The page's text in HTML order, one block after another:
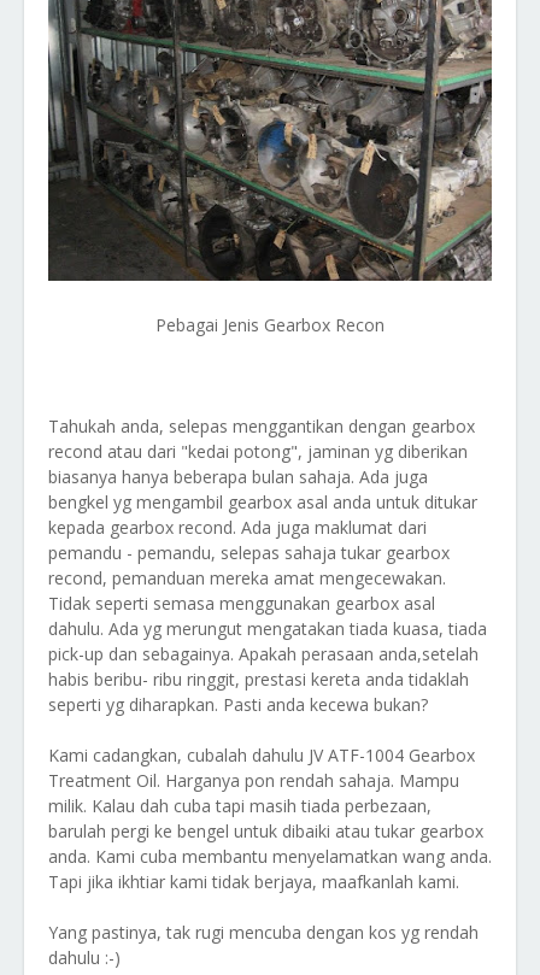
Pebagai Jenis Gearbox Recon
Tahukah anda, selepas menggantikan dengan gearbox
recond atau dari "kedai potong", jaminan yg diberikan
biasanya hanya beberapa bulan sahaja. Ada juga
bengkel yg mengambil gearbox asal anda untuk ditukar
kepada gearbox recond. Ada juga maklumat dari
pemandu - pemandu, selepas sahaja tukar gearbox
recond, pemanduan mereka amat mengecewakan.
Tidak seperti semasa menggunakan gearbox asal
dahulu. Ada yg merungut mengatakan tiada kuasa, tiada
pick-up dan sebagainya. Apakah perasaan anda,setelah
habis beribu- ribu ringgit, prestasi kereta anda tidaklah
seperti yg diharapkan. Pasti anda kecewa bukan?
Kami cadangkan, cubalah dahulu JV ATF-1004 Gearbox
Treatment Oil. Harganya pon rendah sahaja. Mampu
milik. Kalau dah cuba tapi masih tiada perbezaan,
barulah pergi ke bengel untuk dibaiki atau tukar gearbox
anda. Kami cuba membantu menyelamatkan wang anda.
Tapi jika ikhtiar kami tidak berjaya, maafkanlah kami.
Yang pastinya, tak rugi mencuba dengan kos yg rendah
dahulu :-)